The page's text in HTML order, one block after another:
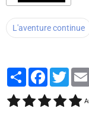
L'aventure continue
PartagerFacebook